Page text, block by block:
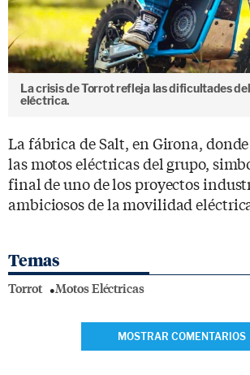
La crisis de Torrot refleja las dificultades
eléctrica.
La fábrica de Salt, en Girona,
las motos eléctricas del grupo,
final de uno de los proyectos
ambiciosos de la movilidad
Temas
Torrot Motos Eléctricas
MOSTRAR COMENTARIOS